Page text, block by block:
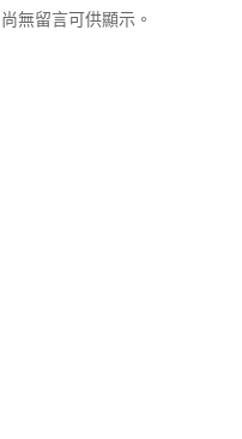
尚無留言可供顯示。